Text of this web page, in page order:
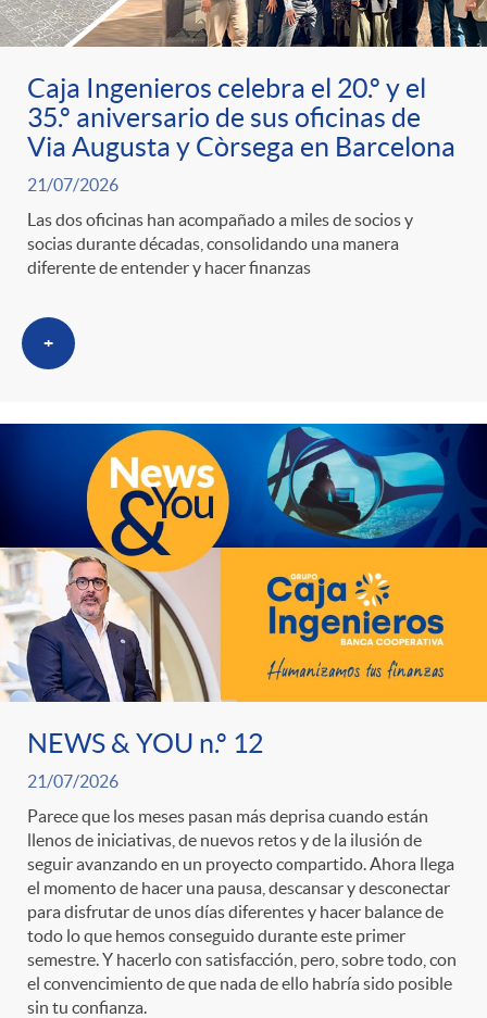
r
a
S
a
l
a
d
e
p
r
e
n
s
a
n
p
o
r
c
a
t
e
g
o
r
í
a
s
e
n
i
d
o
A
n
c
l
a
F
i
l
t
l
i
c
a
o
r
d
e
c
o
n
t
e
n
Caja Ingenieros celebra el 20.º y el
35.º aniversario de sus oficinas de
Via Augusta y Còrsega en Barcelona
21/07/2026
Las dos oficinas han acompañado a miles de socios y
socias durante décadas, consolidando una manera
diferente de entender y hacer finanzas
+
NEWS & YOU n.º 12
21/07/2026
Parece que los meses pasan más deprisa cuando están
llenos de iniciativas, de nuevos retos y de la ilusión de
seguir avanzando en un proyecto compartido. Ahora llega
el momento de hacer una pausa, descansar y desconectar
para disfrutar de unos días diferentes y hacer balance de
todo lo que hemos conseguido durante este primer
semestre. Y hacerlo con satisfacción, pero, sobre todo, con
el convencimiento de que nada de ello habría sido posible
sin tu confianza.